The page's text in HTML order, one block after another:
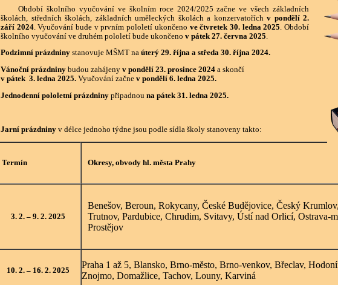
Období školního vyučování ve školním roce 2024/2025 začne ve všech základních
školách, středních školách, základních uměleckých školách a konzervatořích v pondělí 2.
září 2024. Vyučování bude v prvním pololetí ukončeno ve čtvretek 30. ledna 2025 . Období
školního vyučování ve druhém pololetí bude ukončeno v pátek 27. června 2025
Podzimní prázdniny stanovuje MŠMT na úterý 29. října a středa 30. října 2024.
Vánoční prázdniny budou zahájeny v pondělí 23. prosince 2024 a skončí
v pátek 3. ledna 2025. Vyučování začne v pondělí 6. ledna 2025.
Jednodenní pololetní prázdniny připadnou na pátek 31. ledna 2025.
Jarní prázdniny v délce jednoho týdne jsou podle sídla školy stanoveny takto:
Termín Okresy, obvody hl. města Prahy
3. 2. – 9. 2. 2025
Benešov, Beroun, Rokycany, České Budějovice, Český
Trutnov, Pardubice, Chrudim, Svitavy, Ústí nad Orlicí, Ostrava-
Prostějov
10. 2. – 16. 2. 2025
Praha 1 až 5, Blansko, Brno-město, Brno-venkov, Břeclav,
Znojmo, Domažlice, Tachov, Louny, Karviná